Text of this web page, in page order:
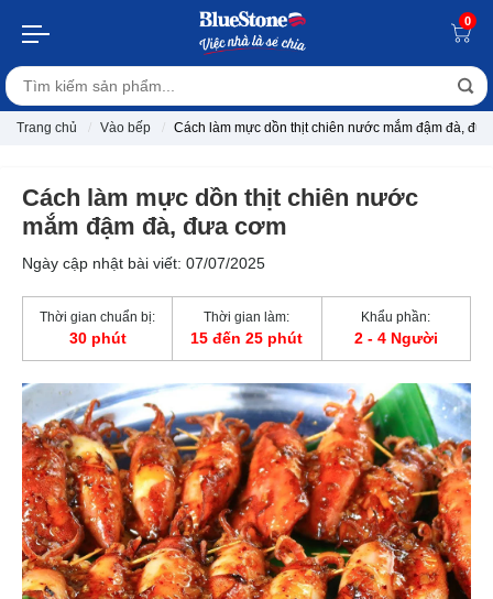
0
Trang chủ Vào bếp Cách làm mực dồn thịt chiên nước mắm đậm đà,
Cách làm mực dồn thịt chiên nước
mắm đậm đà, đưa cơm
Ngày cập nhật bài viết: 07/07/2025
Thời gian chuẩn bị:
30 phút
Thời gian làm:
15 đến 25 phút
Khẩu phần:
2 - 4 Người